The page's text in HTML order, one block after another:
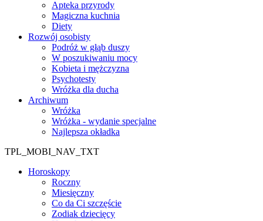
Apteka przyrody
Magiczna kuchnia
Diety
Rozwój osobisty
Podróż w głąb duszy
W poszukiwaniu mocy
Kobieta i mężczyzna
Psychotesty
Wróżka dla ducha
Archiwum
Wróżka
Wróżka - wydanie specjalne
Najlepsza okładka
TPL_MOBI_NAV_TXT
Horoskopy
Roczny
Miesięczny
Co da Ci szczęście
Zodiak dziecięcy